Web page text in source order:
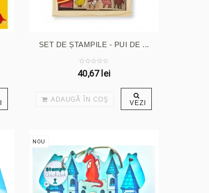
SET DE ȘTAMPILE - PUI DE ...
40,67 lei
ADAUGĂ ÎN COŞ VEZI
NOU